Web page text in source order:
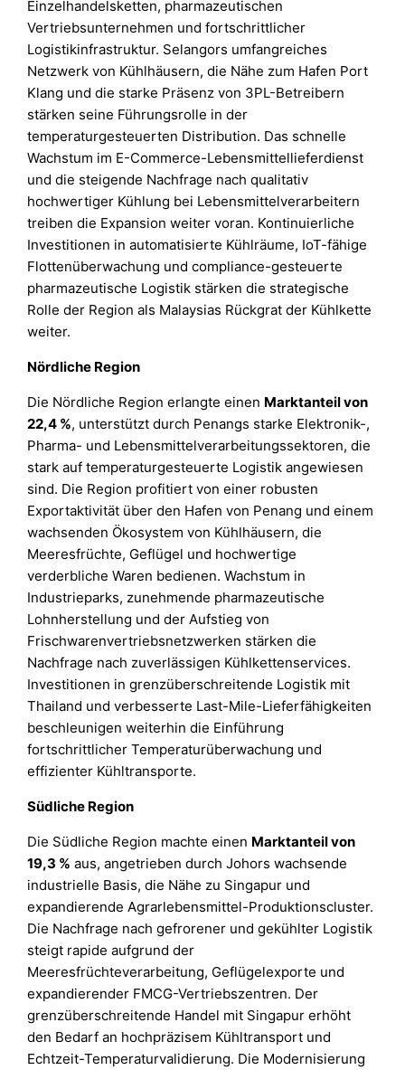
Einzelhandelsketten, pharmazeutischen
Vertriebsunternehmen und fortschrittlicher
Logistikinfrastruktur. Selangors umfangreiches
Netzwerk von Kühlhäusern, die Nähe zum Hafen Port
Klang und die starke Präsenz von 3PL-Betreibern
stärken seine Führungsrolle in der
temperaturgesteuerten Distribution. Das schnelle
Wachstum im E-Commerce-Lebensmittellieferdienst
und die steigende Nachfrage nach qualitativ
hochwertiger Kühlung bei Lebensmittelverarbeitern
treiben die Expansion weiter voran. Kontinuierliche
Investitionen in automatisierte Kühlräume, IoT-fähige
Flottenüberwachung und compliance-gesteuerte
pharmazeutische Logistik stärken die strategische
Rolle der Region als Malaysias Rückgrat der Kühlkette
weiter.
Nördliche Region
Die Nördliche Region erlangte einen Marktanteil von
22,4 %, unterstützt durch Penangs starke Elektronik-,
Pharma- und Lebensmittelverarbeitungssektoren, die
stark auf temperaturgesteuerte Logistik angewiesen
sind. Die Region profitiert von einer robusten
Exportaktivität über den Hafen von Penang und einem
wachsenden Ökosystem von Kühlhäusern, die
Meeresfrüchte, Geflügel und hochwertige
verderbliche Waren bedienen. Wachstum in
Industrieparks, zunehmende pharmazeutische
Lohnherstellung und der Aufstieg von
Frischwarenvertriebsnetzwerken stärken die
Nachfrage nach zuverlässigen Kühlkettenservices.
Investitionen in grenzüberschreitende Logistik mit
Thailand und verbesserte Last-Mile-Lieferfähigkeiten
beschleunigen weiterhin die Einführung
fortschrittlicher Temperaturüberwachung und
effizienter Kühltransporte.
Südliche Region
Die Südliche Region machte einen Marktanteil von
19,3 % aus, angetrieben durch Johors wachsende
industrielle Basis, die Nähe zu Singapur und
expandierende Agrarlebensmittel-Produktionscluster.
Die Nachfrage nach gefrorener und gekühlter Logistik
steigt rapide aufgrund der
Meeresfrüchteverarbeitung, Geflügelexporte und
expandierender FMCG-Vertriebszentren. Der
grenzüberschreitende Handel mit Singapur erhöht
den Bedarf an hochpräzisem Kühltransport und
Echtzeit-Temperaturvalidierung. Die Modernisierung